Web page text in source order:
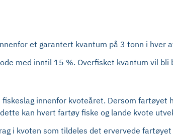
et garantert kvantum på 3 tonn i hver
med inntil 15 %. Overfisket kvantum vil bli
innenfor kvoteåret. Dersom
kan hvert fartøy fiske og lande kvote
i kvoten som tildeles det ervervede